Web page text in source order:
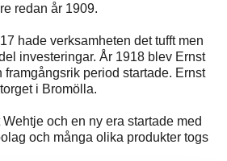
redan år 1909.
hade verksamheten det tufft men
investeringar. År 1918 blev Ernst
framgångsrik period startade. Ernst
i Bromölla.
och en ny era startade med
och många olika produkter togs